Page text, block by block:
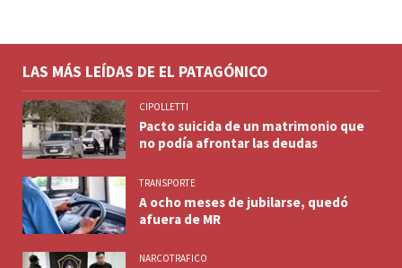
LAS MÁS LEÍDAS DE EL PATAGÓNICO
CIPOLLETTI
Pacto suicida de un matrimonio que
no podía afrontar las deudas
TRANSPORTE
A ocho meses de jubilarse, quedó
afuera de MR
NARCOTRAFICO